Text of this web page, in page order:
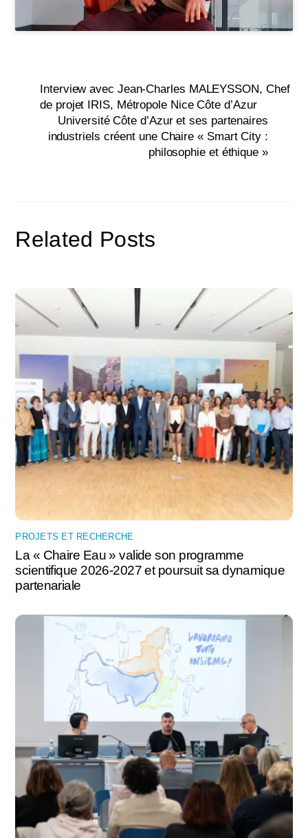
Interview avec Jean-Charles MALEYSSON, Chef
de projet IRIS, Métropole Nice Côte d’Azur
Université Côte d’Azur et ses partenaires
industriels créent une Chaire « Smart City :
philosophie et éthique »
Related Posts
PROJETS ET RECHERCHE
La « Chaire Eau » valide son programme
scientifique 2026-2027 et poursuit sa dynamique
partenariale